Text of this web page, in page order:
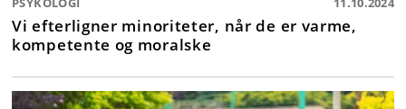
Vi efterligner minoriteter, når de er varme,
kompetente og moralske